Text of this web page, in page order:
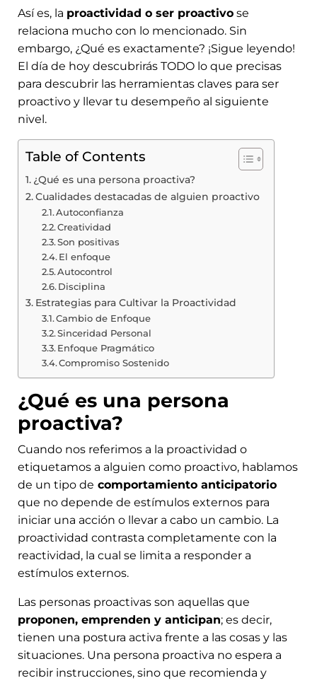
Así es, la proactividad o ser proactivo se
relaciona mucho con lo mencionado. Sin
embargo, ¿Qué es exactamente? ¡Sigue leyendo!
El día de hoy descubrirás TODO lo que precisas
para descubrir las herramientas claves para ser
proactivo y llevar tu desempeño al siguiente
nivel.
Table of Contents
¿Qué es una persona proactiva?
Cualidades destacadas de alguien proactivo
Autoconfianza
Creatividad
Son positivas
El enfoque
Autocontrol
Disciplina
Estrategias para Cultivar la Proactividad
Cambio de Enfoque
Sinceridad Personal
Enfoque Pragmático
Compromiso Sostenido
¿Qué es una persona
proactiva?
Cuando nos referimos a la proactividad o
etiquetamos a alguien como proactivo, hablamos
de un tipo de comportamiento anticipatorio
que no depende de estímulos externos para
iniciar una acción o llevar a cabo un cambio. La
proactividad contrasta completamente con la
reactividad, la cual se limita a responder a
estímulos externos.
Las personas proactivas son aquellas que
proponen, emprenden y anticipan; es decir,
tienen una postura activa frente a las cosas y las
situaciones. Una persona proactiva no espera a
recibir instrucciones, sino que recomienda y